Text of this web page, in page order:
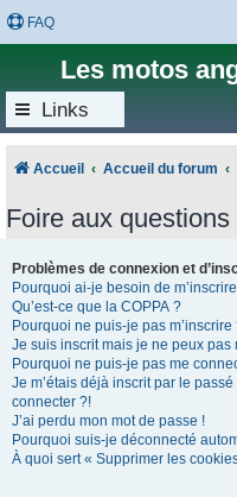
FAQ
Les motos
Links
Accueil Accueil du forum
Foire aux questions
Problèmes de connexion et
Pourquoi ai-je besoin de
Qu’est-ce que la COPPA ?
Pourquoi ne puis-je pas m’inscrire
Je suis inscrit mais je ne peux pas
Pourquoi ne puis-je pas me
Je m’étais déjà inscrit par le
connecter ?!
J’ai perdu mon mot de passe !
Pourquoi suis-je déconnecté
À quoi sert « Supprimer les